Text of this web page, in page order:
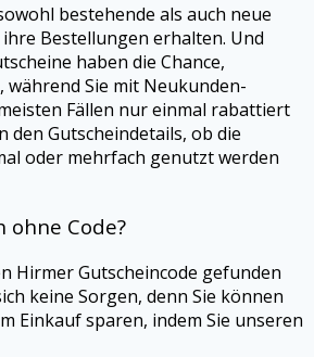
bestehende als auch neue
Bestellungen erhalten. Und
haben die Chance,
während Sie mit Neukunden-
Fällen nur einmal rabattiert
den Gutscheindetails, ob die
oder mehrfach genutzt werden
ohne Code?
HirmerGutscheincode gefunden
keine Sorgen, denn Sie können
Einkauf sparen, indem Sie unseren